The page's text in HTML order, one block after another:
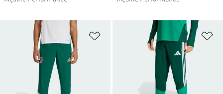
Dodaj do listy życzeń